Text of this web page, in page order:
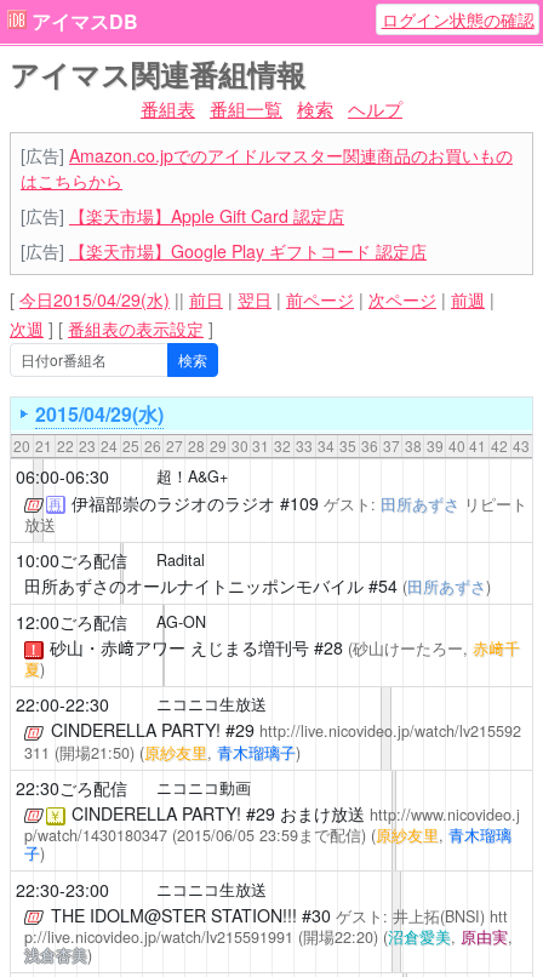
アイマスDB ログイン状態の確認
アイマス関連番組情報
番組表 番組一覧 検索 ヘルプ
[広告] Amazon.co.jpでのアイドルマスター関連商品のお買いもの
はこちらから
[広告]
【楽天市場】Apple Gift Card 認定店
[広告]
【楽天市場】Google Play ギフトコード 認定店
[ 今日2015/04/29(水) || 前日 | 翌日 | 前ページ | 次ページ | 前週 |
次週 ] [ 番組表の表示設定 ]
2015/04/29(水)
20 21 22 23 24 25 26 27 28 29 30 31 32 33 34 35 36 37 38 39 40 41 42 43
06:00-06:30 超！A&G+
再 伊福部崇のラジオのラジオ #109 ゲスト: 田所あずさ リピート
放送
10:00ごろ配信 Radital
田所あずさのオールナイトニッポンモバイル#54 (田所あずさ)
12:00ごろ配信 AG-ON
！ 砂山・赤﨑アワー えじまる増刊号#28 (砂山けーたろー, 赤﨑千
夏)
22:00-22:30 ニコニコ生放送
CINDERELLA PARTY! #29 http://live.nicovideo.jp/watch/lv215592
311 (開場21:50) (原紗友里, 青木瑠璃子)
22:30ごろ配信 ニコニコ動画
￥ CINDERELLA PARTY! #29 おまけ放送 http://www.nicovideo.j
p/watch/1430180347(2015/06/05 23:59まで配信) (原紗友里, 青木瑠璃
子)
22:30-23:00 ニコニコ生放送
THE IDOLM@STER STATION!!! #30 ゲスト: 井上拓(BNSI) htt
p://live.nicovideo.jp/watch/lv215591991 (開場22:20) (沼倉愛美, 原由実,
浅倉杏美)